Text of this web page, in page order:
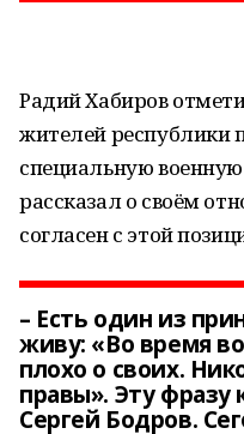
Радий Хабиров
жителей республики
специальную
рассказал о своём
согласен с этой
– Есть один из
живу: «Во время
плохо о своих.
правы». Эту фразу
Сергей Бодров.